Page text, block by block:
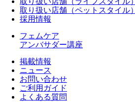
取り扱い店舗（ペットスタイル）
採用情報
フェムケア
アンバサダー講座
掲載情報
ニュース
お問い合わせ
ご利用ガイド
よくある質問